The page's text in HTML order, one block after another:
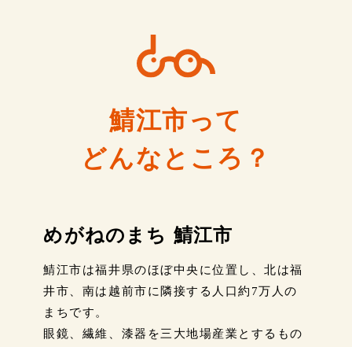
鯖江市って
どんなところ？
めがねのまち 鯖江市
鯖江市は福井県のほぼ中央に位置し、北は福
井市、南は越前市に隣接する人口約7万人の
まちです。
眼鏡、繊維、漆器を三大地場産業とするもの